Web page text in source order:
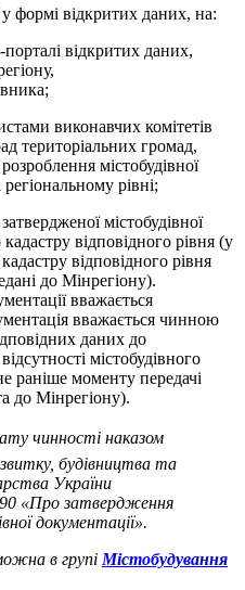
формі відкритих даних, на:
відкритих даних,
виконавчих комітетів
територіальних громад,
містобудівної
рівні;
містобудівної
відповідного рівня (у
відповідного рівня
до Мінрегіону).
вважається
вважається чинною
даних до
містобудівного
раніше моменту передачі
до Мінрегіону).
чинності наказом
будівництва та
України
«Про затвердження
документації».
в групі Містобудування